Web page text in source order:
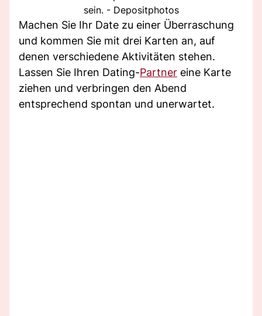
sein. - Depositphotos
Machen Sie Ihr Date zu einer Überraschung
und kommen Sie mit drei Karten an, auf
denen verschiedene Aktivitäten stehen.
Lassen Sie Ihren Dating-Partner eine Karte
ziehen und verbringen den Abend
entsprechend spontan und unerwartet.